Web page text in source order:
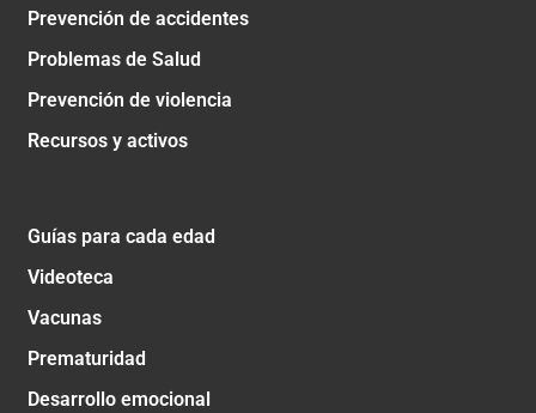
Prevención de accidentes
Problemas de Salud
Prevención de violencia
Recursos y activos
Guías para cada edad
Videoteca
Vacunas
Prematuridad
Desarrollo emocional